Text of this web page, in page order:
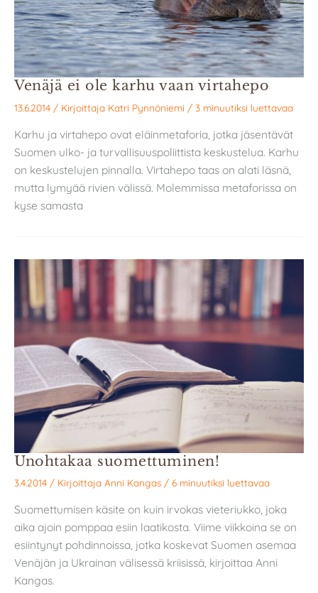
Venäjä ei ole karhu vaan virtahepo
13.6.2014 / Kirjoittaja Katri Pynnöniemi / 3 minuutiksi luettavaa
Karhu ja virtahepo ovat eläinmetaforia, jotka jäsentävät
Suomen ulko- ja turvallisuuspoliittista keskustelua. Karhu
on keskustelujen pinnalla. Virtahepo taas on alati läsnä,
mutta lymyää rivien välissä. Molemmissa metaforissa on
kyse samasta
Unohtakaa suomettuminen!
3.4.2014 / Kirjoittaja Anni Kangas / 6 minuutiksi luettavaa
Suomettumisen käsite on kuin irvokas vieteriukko, joka
aika ajoin pomppaa esiin laatikosta. Viime viikkoina se on
esiintynyt pohdinnoissa, jotka koskevat Suomen asemaa
Venäjän ja Ukrainan välisessä kriisissä, kirjoittaa Anni
Kangas.